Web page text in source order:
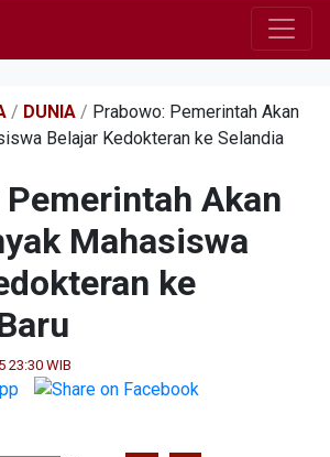
/ DUNIA / Prabowo: Pemerintah Akan
Belajar Kedokteran ke Selandia
Akan
Mahasiswa
ke
23:30 WIB